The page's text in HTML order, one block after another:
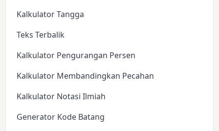
Kalkulator Tangga
Teks Terbalik
Kalkulator Pengurangan Persen
Kalkulator Membandingkan Pecahan
Kalkulator Notasi Ilmiah
Generator Kode Batang